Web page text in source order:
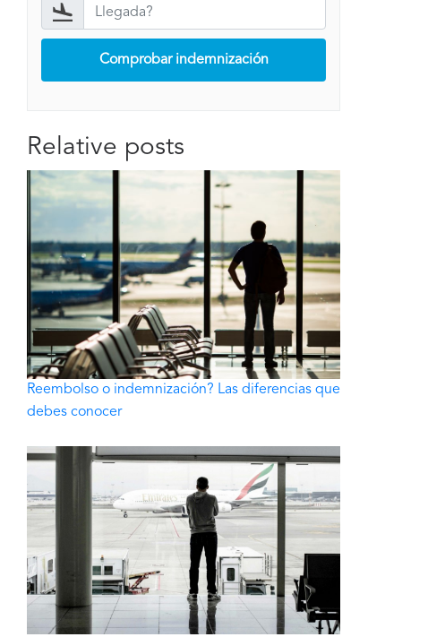
Comprobar indemnización
Relative posts
Reembolso o indemnización? Las diferencias que
debes conocer